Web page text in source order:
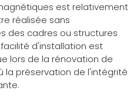
est relativement
réalisée sans
des cadres ou structures
d'installation est
lors de la rénovation de
la préservation de l'intégrité